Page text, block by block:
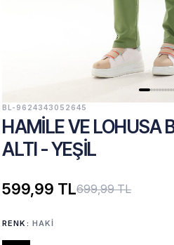
BL-9624343052645
HAMILE VE LOHUSA
ALTI - YEŞIL
599,99 TL699,99 TL
RENK: HAKI